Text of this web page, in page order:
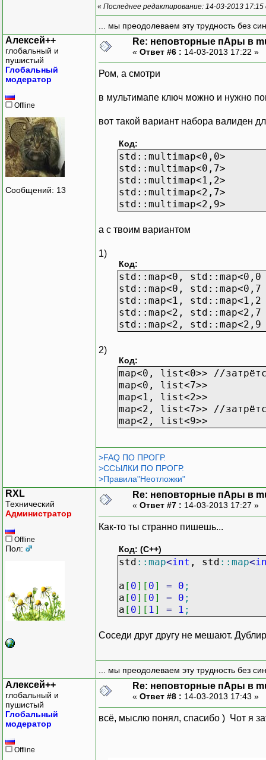
« Последнее редактирование: 14-03-2013
... мы преодолеваем эту трудность без
Алексей++
глобальный и
пушистый
Глобальный
модератор
Offline
Сообщений: 13
Re: неповторные пАры в
« Ответ #6 : 14-03-2013 17:22 »
Ром, а смотри
в мультимапе ключ можно и нужно
вот такой вариант набора валиден
Код:
std::multimap<0,0>
std::multimap<0,7>
std::multimap<1,2>
std::multimap<2,7>
std::multimap<2,9>
а с твоим вариантом
1)
Код:
std::map<0, std::map<0,0
std::map<0, std::map<0,7
std::map<1, std::map<1,2
std::map<2, std::map<2,7
std::map<2, std::map<2,9
2)
Код:
map<0, list<0>> //
map<0, list<7>>
map<1, list<2>>
map<2, list<7>> //
map<2, list<9>>
>FAQ ПО ПРОГР.
>ССЫЛКИ ПО ПРОГР.
>Правила"Неотложки"
RXL
Технический
Администратор
Offline
Пол:
Re: неповторные пАры в
« Ответ #7 : 14-03-2013 17:27 »
Как-то ты странно пишешь...
Код: (C++)
std :: map<int , std :: map<
a [ 0] [ 0] = 0 ;
a [ 0] [ 0] = 0 ;
a [ 0] [ 1 ] = 1 ;
Соседи друг другу не мешают.
... мы преодолеваем эту трудность без
Алексей++
глобальный и
пушистый
Глобальный
модератор
Offline
Re: неповторные пАры в
« Ответ #8 : 14-03-2013 17:43 »
всё, мыслю понял, спасибо ) Чот я